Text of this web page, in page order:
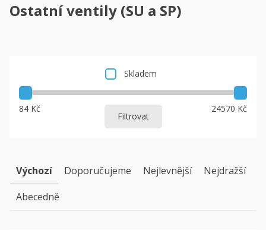
K pokladně
Ostatní ventily (SU a SP)
Skladem
84 Kč 24570 Kč
Filtrovat
Výchozí Doporučujeme Nejlevnější
Nejdražší
Abecedně